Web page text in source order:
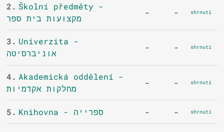
2. Školní předměty -
מקצועות בית ספר
- - shrnutí
3. Univerzita -
אוניברסיטה
- - shrnutí
4. Akademická oddělení -
מחלקות אקדמיות
- - shrnutí
5. Knihovna - ספרייה - - shrnutí